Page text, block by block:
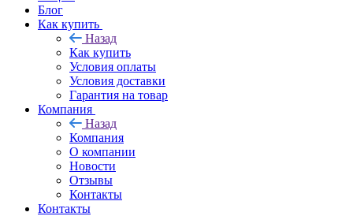
Блог
Как купить
Назад
Как купить
Условия оплаты
Условия доставки
Гарантия на товар
Компания
Назад
Компания
О компании
Новости
Отзывы
Контакты
Контакты